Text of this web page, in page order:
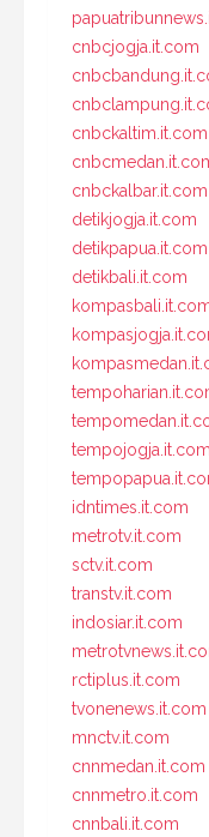
cnbcjogja.it.com
cnbckaltim.it.com
cnbckalbar.it.com
detikjogja.it.com
detikpapua.it.com
detikbali.it.com
tempojogja.it.com
idntimes.it.com
metrotv.it.com
sctv.it.com
transtv.it.com
indosiar.it.com
rctiplus.it.com
tvonenews.it.com
mnctv.it.com
cnnmedan.it.com
cnnmetro.it.com
cnnbali.it.com